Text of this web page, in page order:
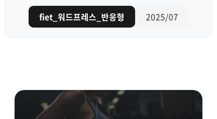
fiet_워드프레스_반응형 2025/07